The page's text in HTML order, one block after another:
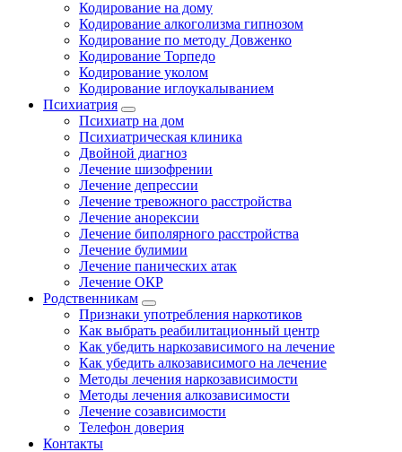
Кодирование на дому
Кодирование алкоголизма гипнозом
Кодирование по методу Довженко
Кодирование Торпедо
Кодирование уколом
Кодирование иглоукалыванием
Психиатрия
Психиатр на дом
Психиатрическая клиника
Двойной диагноз
Лечение шизофрении
Лечение депрессии
Лечение тревожного расстройства
Лечение анорексии
Лечение биполярного расстройства
Лечение булимии
Лечение панических атак
Лечение ОКР
Родственникам
Признаки употребления наркотиков
Как выбрать реабилитационный центр
Как убедить наркозависимого на лечение
Как убедить алкозависимого на лечение
Методы лечения наркозависимости
Методы лечения алкозависимости
Лечение созависимости
Телефон доверия
Контакты